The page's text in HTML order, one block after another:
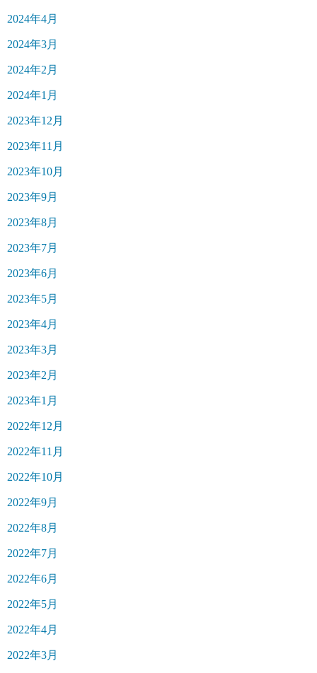
2024年4月
2024年3月
2024年2月
2024年1月
2023年12月
2023年11月
2023年10月
2023年9月
2023年8月
2023年7月
2023年6月
2023年5月
2023年4月
2023年3月
2023年2月
2023年1月
2022年12月
2022年11月
2022年10月
2022年9月
2022年8月
2022年7月
2022年6月
2022年5月
2022年4月
2022年3月